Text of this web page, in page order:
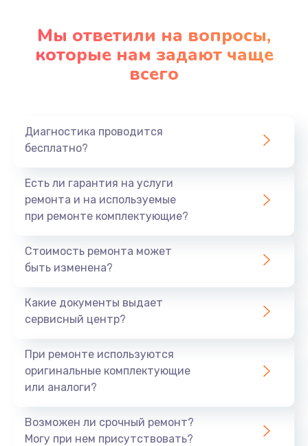
Заказать
Ремонт подсветки
Заказать
930 руб.
Заказать
Восстановление данных
Заказать
1060 руб.
Мы ответили на вопросы,
которые нам задают чаще
всего
Диагностика проводится
бесплатно?
Есть ли гарантия на услуги
ремонта и на используемые
при ремонте комплектующие?
Стоимость ремонта может
быть изменена?
Какие документы выдает
сервисный центр?
При ремонте используются
оригинальные комплектующие
или аналоги?
Возможен ли срочный ремонт?
Могу при нем присутствовать?